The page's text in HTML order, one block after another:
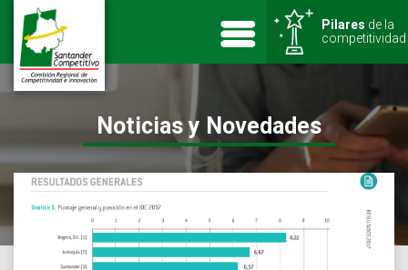
Pilares de la
competitividad
Noticias y Novedades